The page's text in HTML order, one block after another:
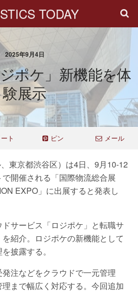
TODAY
2025年9月4日
ポケ」新機能を体
験展示
ト ピン メール
東京都渋谷区）は4日、9月10-12
開催される「国際物流総合展
EXPO」に出展すると発表し
サービス「ロジポケ」と転職サ
紹介。ロジポケの新機能として
披露する。
注などをクラウドで一元管理
まで幅広く対応する。今回追加